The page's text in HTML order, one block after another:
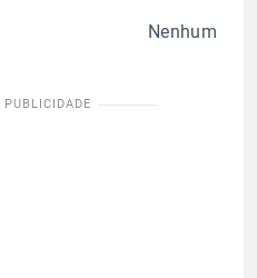
Nenhum